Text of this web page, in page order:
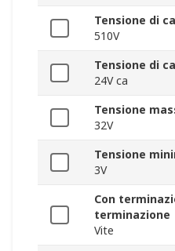
Tensione di
510V
Tensione di
24V ca
Tensione
32V
Tensione
3V
Con
terminazione
Vite